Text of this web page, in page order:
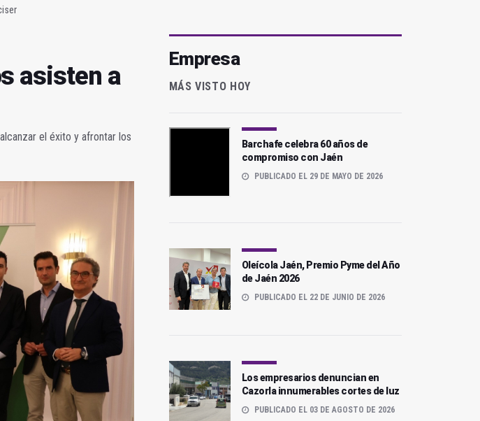
asisten a
el éxito y afrontar los
Empresa
MÁS VISTO HOY
Barchafe celebra 60 años de
compromiso con Jaén
PUBLICADO EL 29 DE MAYO DE 2026
Oleícola Jaén, Premio Pyme del Año
de Jaén 2026
PUBLICADO EL 22 DE JUNIO DE 2026
Los empresarios denuncian en
Cazorla innumerables cortes de luz
PUBLICADO EL 03 DE AGOSTO DE 2026